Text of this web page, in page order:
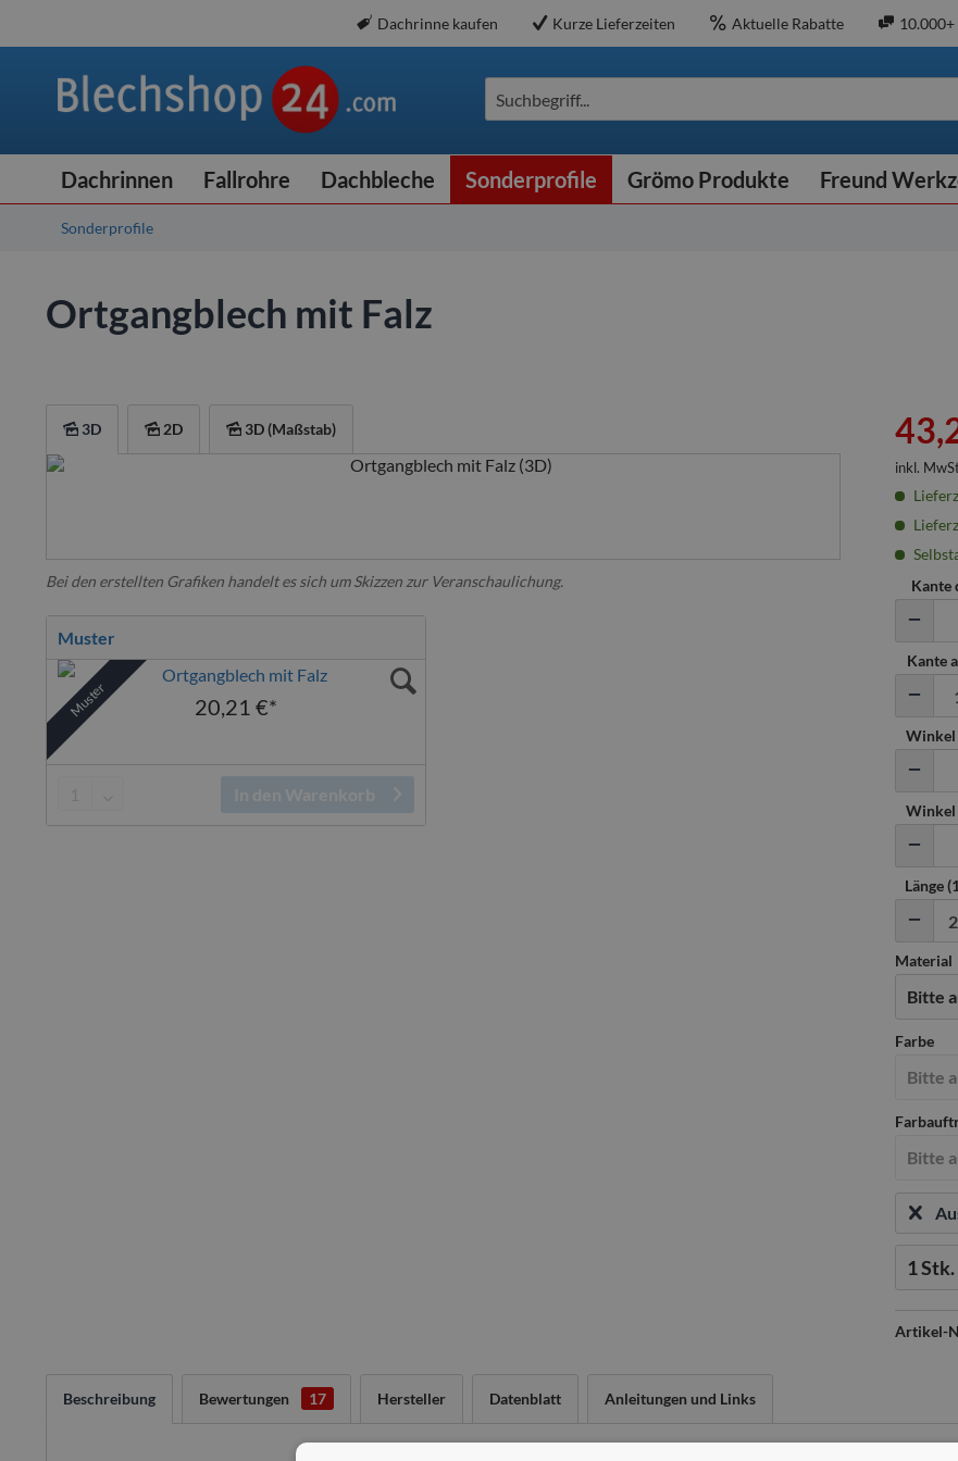
Dachrinne kaufen Kurze Lieferzeiten Aktuelle Rabatte
Suchbegriff...
Dachrinnen Fallrohre Dachbleche Sonderprofile Grömo Produkte Freund
Sonderprofile
Ortgangblech mit Falz
3D 2D 3D (Maßstab)
Bei den erstellten Grafiken handelt es sich um Skizzen zur Veranschaulichung.
Muster
Muster 20,21 €*
inkl.
Kante
Kante
Winkel
Winkel
Länge
Material
Farbe
Artikel-
Beschreibung Bewertungen 17 Hersteller Datenblatt Anleitungen und Links